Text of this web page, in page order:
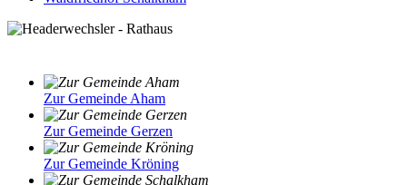
Zur Gemeinde Aham
Zur Gemeinde Gerzen
Zur Gemeinde Kröning